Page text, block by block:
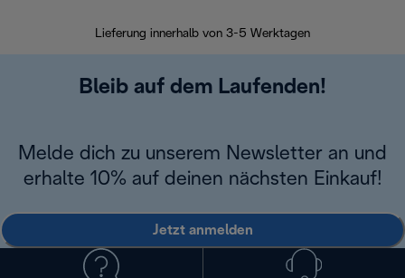
Lieferung innerhalb von 3-5 Werktagen
Bleib auf dem Laufenden!
Melde dich zu unserem Newsletter an und
erhalte 10% auf deinen nächsten Einkauf!
Jetzt anmelden